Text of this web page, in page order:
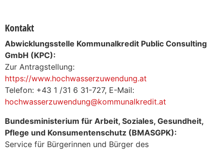
Kontakt
Abwicklungsstelle Kommunalkredit Public Consulting
GmbH (KPC):
Zur Antragstellung:
https://www.hochwasserzuwendung.at
Telefon: +43 1 /31 6 31-727, E-Mail:
hochwasserzuwendung@kommunalkredit.at
Bundesministerium für Arbeit, Soziales, Gesundheit,
Pflege und Konsumentenschutz (BMASGPK):
Service für Bürgerinnen und Bürger des